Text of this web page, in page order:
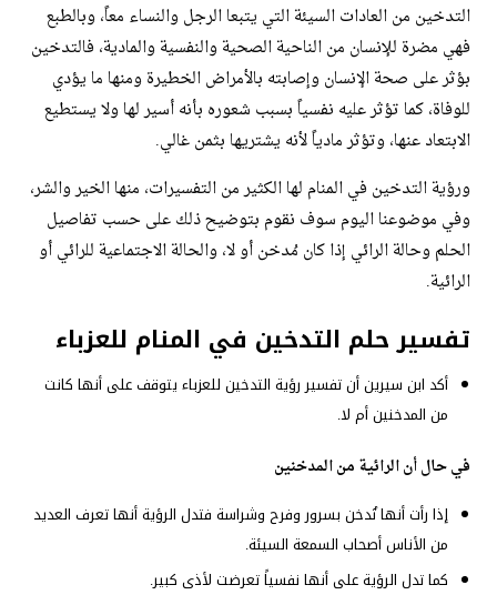
التدخين من العادات السيئة التي يتبعا الرجل والنساء معاً، وبالطبع
فهي مضرة للإنسان من الناحية الصحية والنفسية والمادية، فالتدخين
بؤثر على صحة الإنسان وإصابته بالأمراض الخطيرة ومنها ما يؤدي
للوفاة، كما تؤثر عليه نفسياً بسبب شعوره بأنه أسير لها ولا يستطيع
الابتعاد عنها، وتؤثر مادياً لأنه يشتريها بثمن غالي.
ورؤية التدخين في المنام لها الكثير من التفسيرات، منها الخير والشر،
وفي موضوعنا اليوم سوف نقوم بتوضيح ذلك على حسب تفاصيل
الحلم وحالة الرائي إذا كان مُدخن أو لا، والحالة الاجتماعية للرائي أو
الرائية.
تفسير حلم التدخين في المنام للعزباء
أكد ابن سيرين أن تفسير رؤية التدخين للعزباء يتوقف على أنها كانت
من المدخنين أم لا.
في حال أن الرائية من المدخنين
إذا رأت أنها تُدخن بسرور وفرح وشراسة فتدل الرؤية أنها تعرف العديد
من الأناس أصحاب السمعة السيئة.
كما تدل الرؤية على أنها نفسياً تعرضت لأذى كبير.